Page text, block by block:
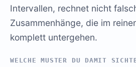
Intervallen, rechnet nicht
Zusammenhänge, die im
komplett untergehen.
WELCHE MUSTER DU DAMIT